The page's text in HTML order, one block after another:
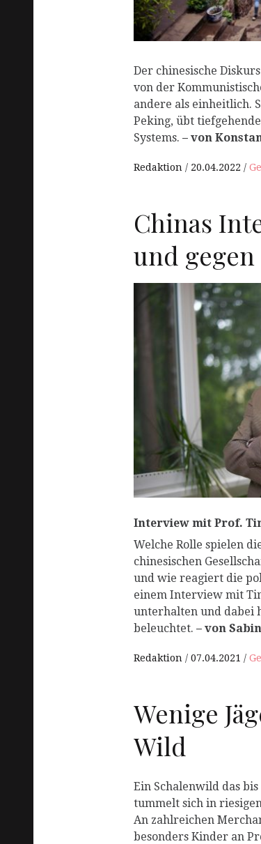
Der chinesische
von der
andere als einheitlich.
Peking, übt
Systems. – von
Redaktion 20.04.2022
Chinas
und
Interview mit Prof.
Welche Rolle spielen
chinesischen
und wie reagiert die
einem Interview mit
unterhalten und dabei
beleuchtet. – von
Redaktion 07.04.2021
Wenige
Wild
Ein Schalenwild das
tummelt sich in
An zahlreichen
besonders Kinder an